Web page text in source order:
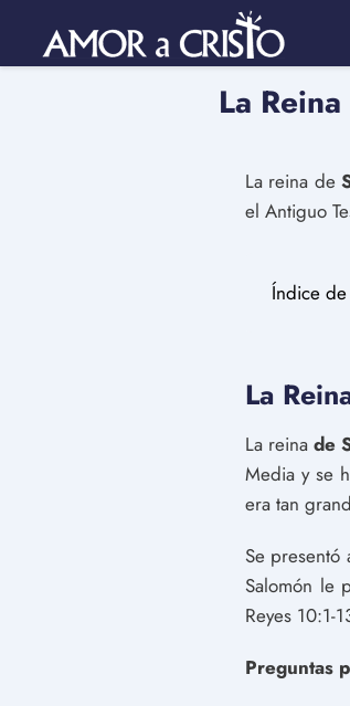
La
La reina de
el Antiguo
Índice
La
La reinade
Media y se
era tan
Se presentó
Salomón le
Reyes 10:1-
Preguntas